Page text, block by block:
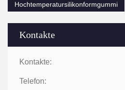
Kontakte
Kontakte:
Telefon:
Hochtemperatursilikonformgummi